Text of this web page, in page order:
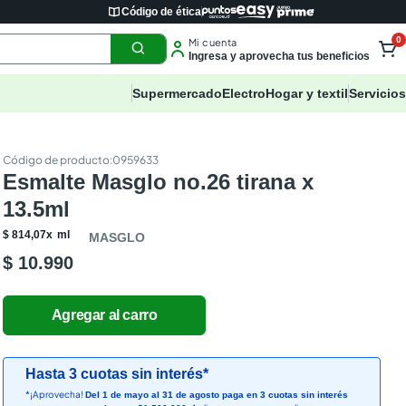
Código de ética
Mi cuenta
Ingresa y aprovecha tus beneficios
0
SupermercadoElectroHogar y textilServicios
:0959633
Esmalte Masglo no.26 tirana x
13.5ml
$ 814,07x ml MASGLO
$ 10.990
Hasta 3 cuotas sin interés*
*¡Aprovecha!Del 1 de mayo al 31 de agosto paga en 3 cuotas sin interés